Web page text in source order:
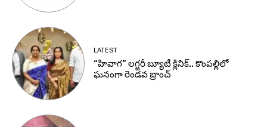
LATEST
“హివాగ” లగ్జరీ బ్యూటీ క్లినిక్.. కొంపల్లిలో
ఘనంగా రెండవ బ్రాంచ్